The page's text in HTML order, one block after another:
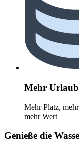
Mehr
Mehr Platz,
mehr Wert
Genieße die